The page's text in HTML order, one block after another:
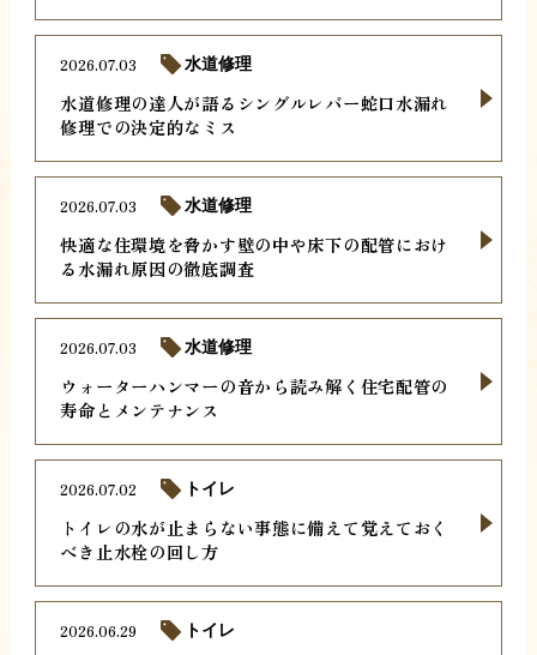
水道修理の達人が語るシングルレバー蛇口水漏れ
修理での決定的なミス
2026.07.03 水道修理
快適な住環境を脅かす壁の中や床下の配管におけ
る水漏れ原因の徹底調査
2026.07.03 水道修理
ウォーターハンマーの音から読み解く住宅配管の
寿命とメンテナンス
2026.07.03 水道修理
トイレの水が止まらない事態に備えて覚えておく
べき止水栓の回し方
2026.07.02 トイレ
2026.06.29 トイレ